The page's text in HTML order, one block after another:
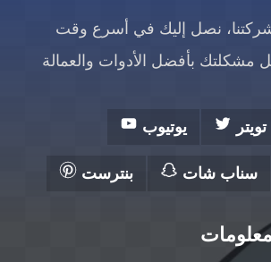
نصل إليك في أسرع وقت
بأفضل الأدوات والعمالة
تويتر يوتيوب
سناب شات بنترست